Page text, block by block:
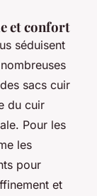
et confort
séduisent
sacs cuir
du cuir
Pour les
les
pour
et